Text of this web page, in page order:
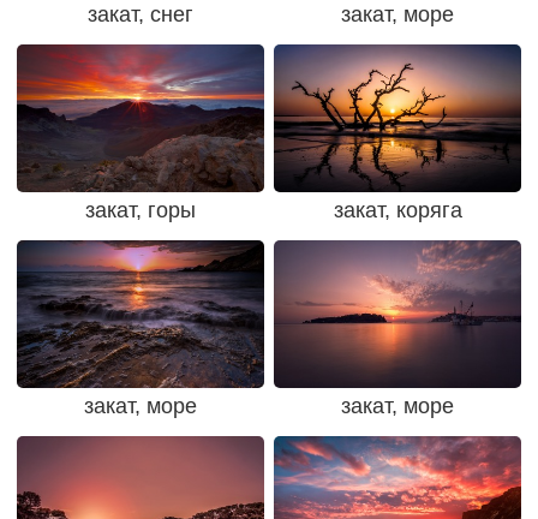
закат, снег закат, море
закат, горы закат, коряга
закат, море закат, море